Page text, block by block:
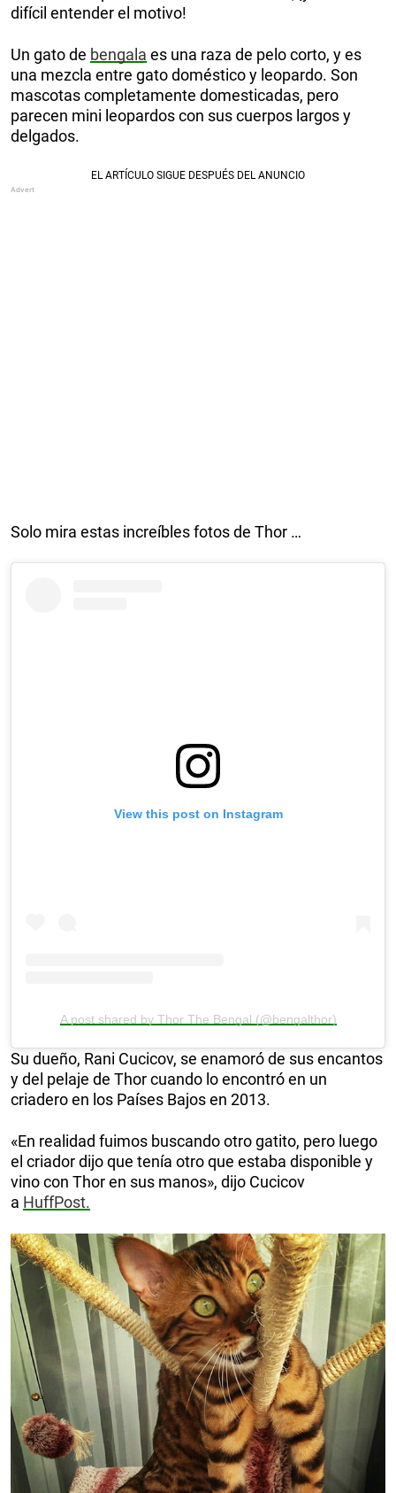
difícil entender el motivo!
Un gato de bengala es una raza de pelo corto, y es
una mezcla entre gato doméstico y leopardo. Son
mascotas completamente domesticadas, pero
parecen mini leopardos con sus cuerpos largos y
delgados.
Solo mira estas increíbles fotos de Thor …
View this post on Instagram
A post shared by Thor The Bengal (@bengalthor)
Su dueño, Rani Cucicov, se enamoró de sus encantos
y del pelaje de Thor cuando lo encontró en un
criadero en los Países Bajos en 2013.
«En realidad fuimos buscando otro gatito, pero luego
el criador dijo que tenía otro que estaba disponible y
vino con Thor en sus manos», dijo Cucicov
a HuffPost.